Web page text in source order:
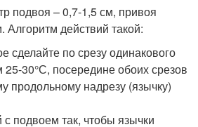
подвоя – 0,7-1,5 см, привоя
Алгоритм действий такой:
сделайте по срезу одинакового
25-30°С, посередине обоих срезов
продольному надрезу (язычку)
подвоем так, чтобы язычки